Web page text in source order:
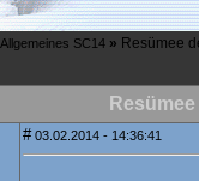
Allgemeines SC14» Resümee
#03.02.2014 - 14:36:41